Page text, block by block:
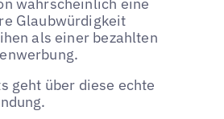
wahrscheinlich eine
Glaubwürdigkeit
als einer bezahlten
geht über diese echte